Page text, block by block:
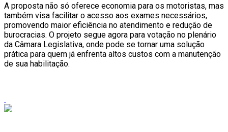
A proposta não só oferece economia para os motoristas, mas
também visa facilitar o acesso aos exames necessários,
promovendo maior eficiência no atendimento e redução de
burocracias. O projeto segue agora para votação no plenário
da Câmara Legislativa, onde pode se tornar uma solução
prática para quem já enfrenta altos custos com a manutenção
de sua habilitação.